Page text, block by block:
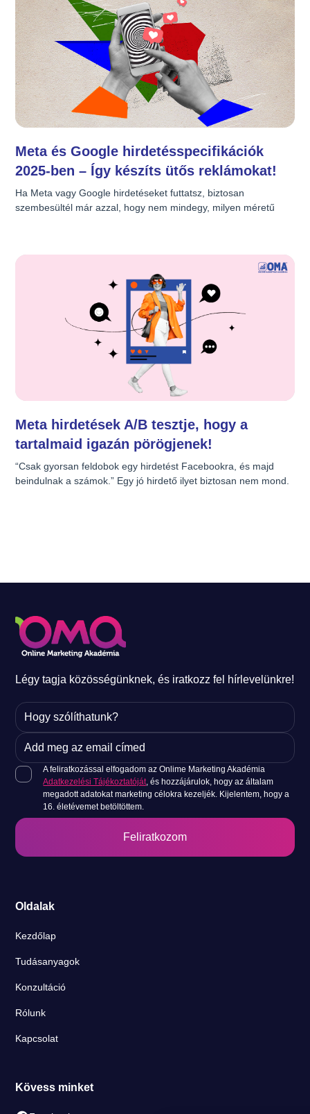
vagy márkanevet bevezetni), a Meta hirdetések jól működnek,
mert vizuálisak, gyorsan megragadják a figyelmet. Ide
tartoznak a Google Display hirdetések is, amelyek szintén
figyelemfelkeltő vizuális formában érik el a közönséget – akár
márkaismertség, akár remarketing célból. Ha azt szeretnéd,
hogy valaki azonnal vásároljon vagy ajánlatot kérjen, akkor a
Google [&hellip;]
Meta és Google hirdetésspecifikációk
2025-ben – Így készíts ütős reklámokat!
Ha Meta vagy Google hirdetéseket futtatsz, biztosan
szembesültél már azzal, hogy nem mindegy, milyen méretű
hanem abban is, hogy hatékonyabb legyen, több kattintást és
jobb konverziót hozzon. Nézzük meg, milyen specifikációkat kell
követned 2025-ben a Meta és Google hirdetésekhez, és adunk
néhány tippet is, hogy a kampányaid igazán pörögjenek!
&#x1f525; Meta hirdetések – Méretek és szöveghosszok A
Meta (Facebook és Instagram) hirdetések rengeteg különböző
formátumban jelenhetnek meg, és mindegyiknek megvan a
maga sajátossága. [&hellip;]
Meta hirdetések A/B tesztje, hogy a
tartalmaid igazán pörögjenek!
“Csak gyorsan feldobok egy hirdetést Facebookra, és majd
beindulnak a számok.” Egy jó hirdető ilyet biztosan nem mond.
hogyan csináld! Mi az A/B tesztelés, és miért fontos? Az A/B
apró különbségek, például a szöveg, a képi [&hellip;]
Légy tagja közösségünknek, és iratkozz fel hírlevelünkre!
A feliratkozással elfogadom az Onlime Marketing Akadémia
Adatkezelési Tájékoztatóját , és hozzájárulok, hogy az általam
megadott adatokat marketing célokra kezeljék. Kijelentem, hogy a
16. életévemet betöltöttem.
Oldalak
Kezdőlap
Tudásanyagok
Konzultáció
Rólunk
Kapcsolat
Kövess minket